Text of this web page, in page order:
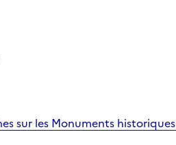
sur les Monuments historiques